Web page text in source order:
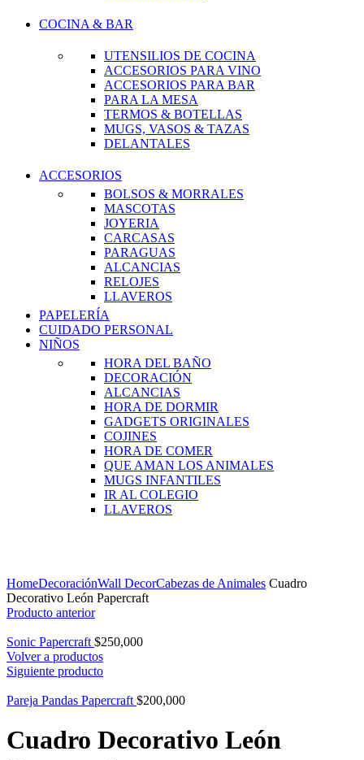
COCINA & BAR
UTENSILIOS DE COCINA
ACCESORIOS PARA VINO
ACCESORIOS PARA BAR
PARA LA MESA
TERMOS & BOTELLAS
MUGS, VASOS & TAZAS
DELANTALES
ACCESORIOS
BOLSOS & MORRALES
MASCOTAS
JOYERIA
CARCASAS
PARAGUAS
ALCANCIAS
RELOJES
LLAVEROS
PAPELERÍA
CUIDADO PERSONAL
NIÑOS
HORA DEL BAÑO
DECORACIÓN
ALCANCIAS
HORA DE DORMIR
GADGETS ORIGINALES
COJINES
HORA DE COMER
QUE AMAN LOS ANIMALES
MUGS INFANTILES
IR AL COLEGIO
LLAVEROS
HomeDecoraciónWall DecorCabezas de Animales Cuadro
Decorativo León Papercraft
Producto anterior
Sonic Papercraft $250,000
Volver a productos
Siguiente producto
Pareja Pandas Papercraft $200,000
Cuadro Decorativo León